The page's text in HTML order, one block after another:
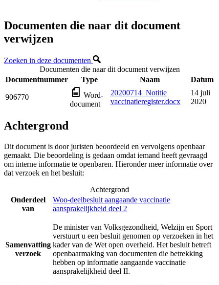
Documenten die naar dit document
verwijzen
Zoeken in deze documenten
Documenten die naar dit document verwijzen
Documentnummer
Type Naam Datum
906770
Word-
document
20200714_Notitie
vaccinatieregister.docx
14 juli
2020
Achtergrond
Dit document is door juristen beoordeeld en vervolgens openbaar
gemaakt. Die beoordeling is gedaan omdat iemand heeft gevraagd
om interne informatie te openbaren. Hieronder meer informatie over
dat verzoek en het besluit:
Achtergrond
Onderdeel
van
Woo-deelbesluit aangaande vaccinatie
aansprakelijkheid deel 2
Samenvatting
verzoek
De minister van Volksgezondheid, Welzijn en Sport
verstuurt u een besluit genomen op verzoeken in het
kader van de Wet open overheid. Het besluit betreft
openbaarmaking van documenten die betrekking
hebben op informatie aangaande vaccinatie
aansprakelijkheid deel II.